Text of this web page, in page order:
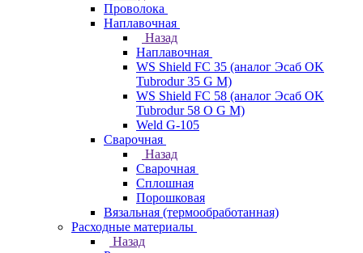
Проволока
Наплавочная
Назад
Наплавочная
WS Shield FC 35 (аналог Эсаб OK
Tubrodur 35 G M)
WS Shield FC 58 (аналог Эсаб OK
Tubrodur 58 O G M)
Weld G-105
Сварочная
Назад
Сварочная
Сплошная
Порошковая
Вязальная (термообработанная)
Расходные материалы
Назад